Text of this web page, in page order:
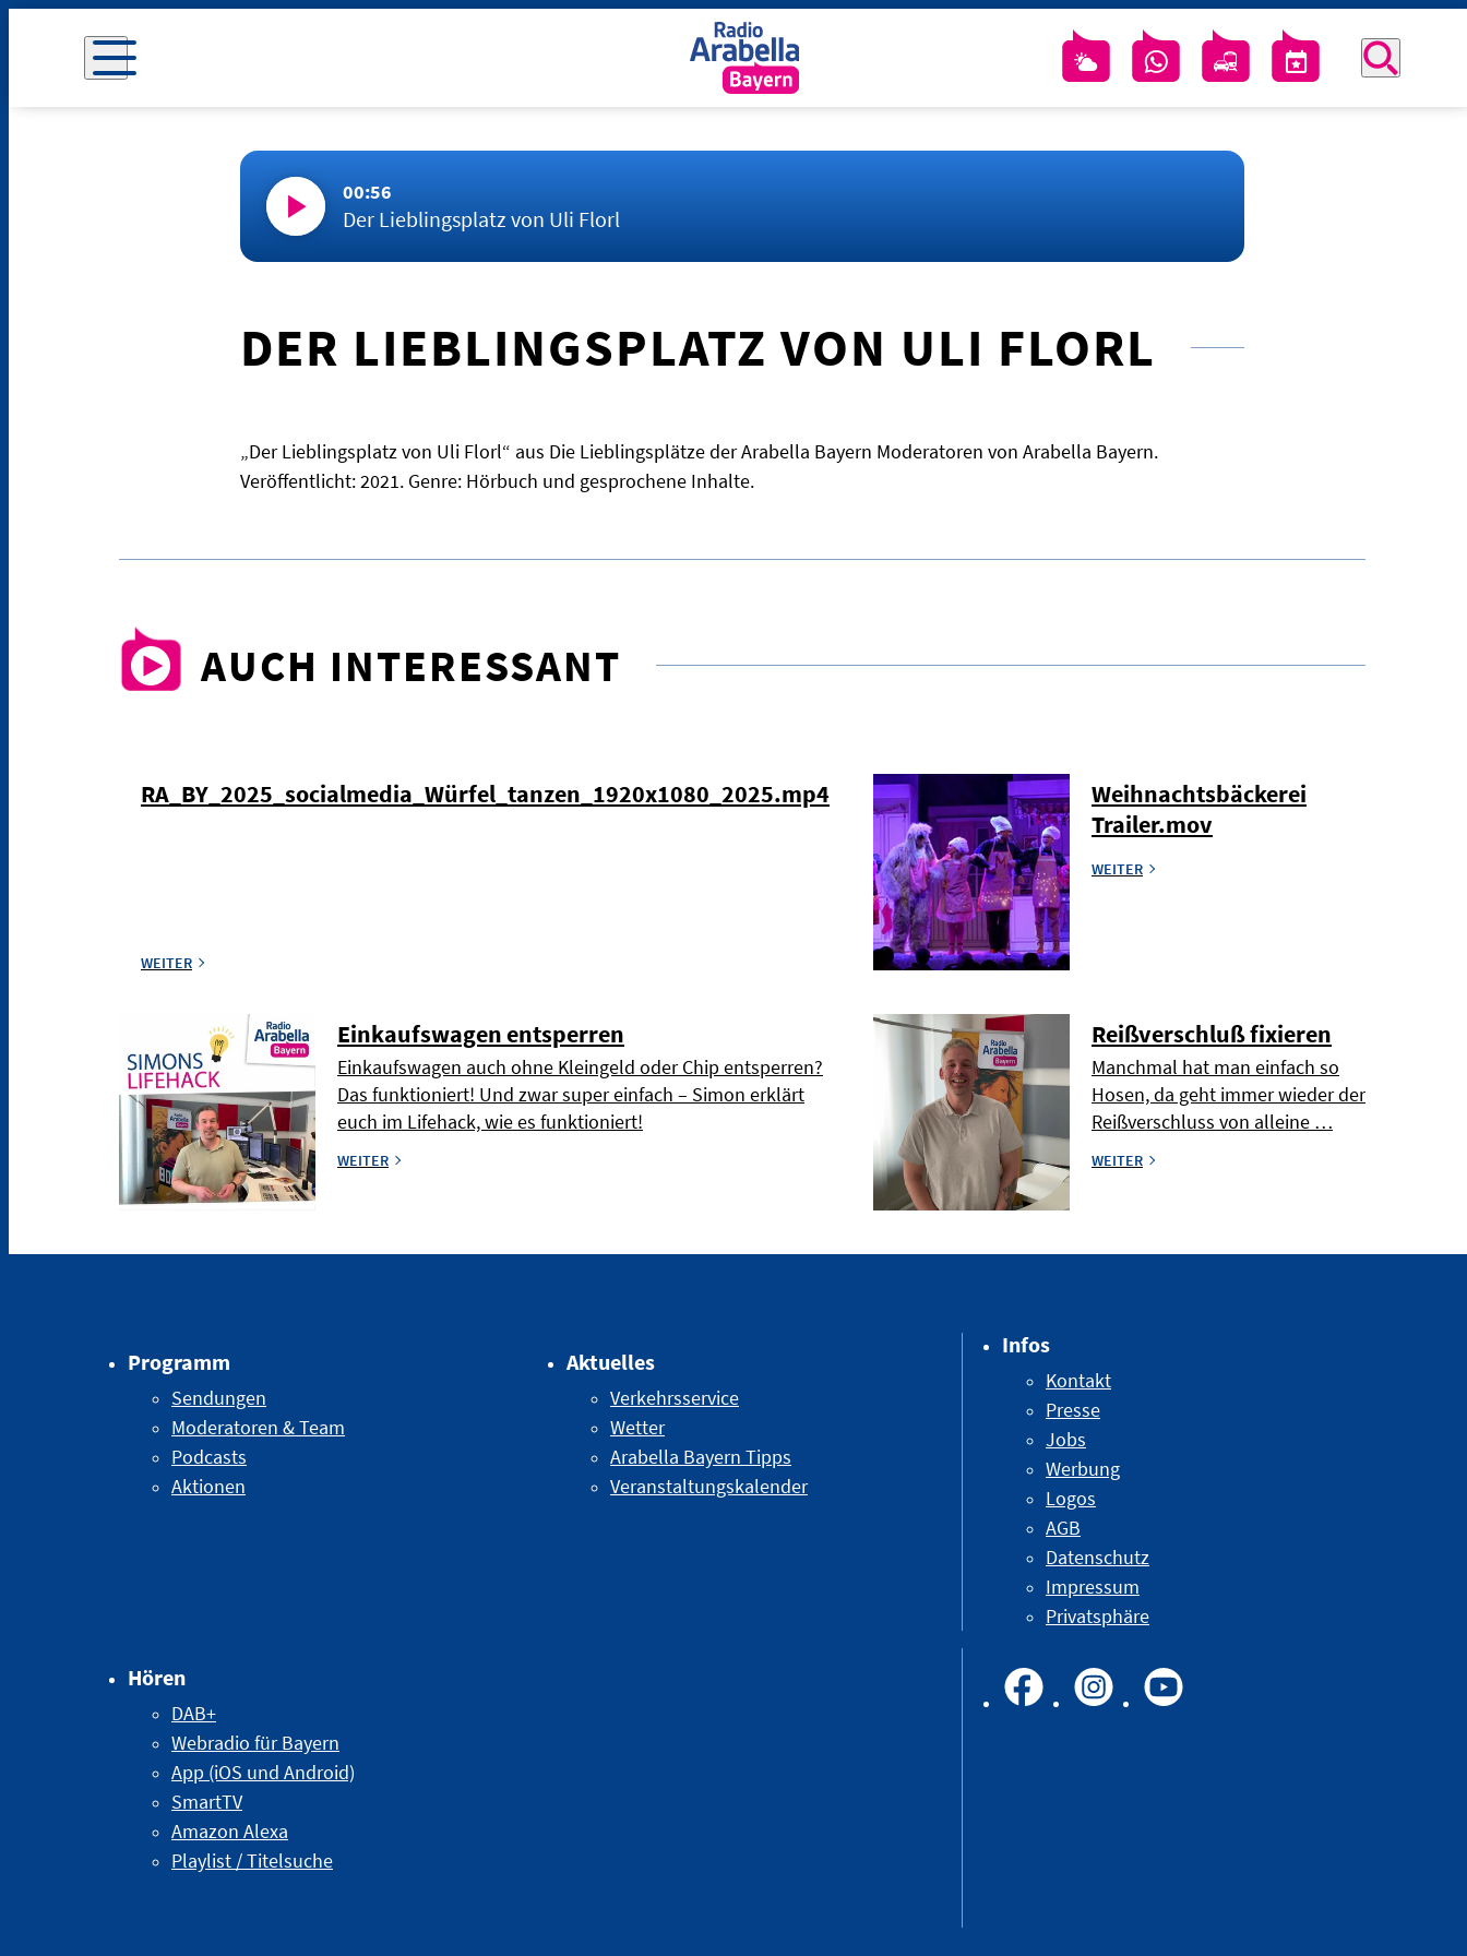
00:56
Der Lieblingsplatz von Uli Florl
DER LIEBLINGSPLATZ VON ULI FLORL
„Der Lieblingsplatz von Uli Florl“ aus Die Lieblingsplätze der Arabella Bayern Moderatoren von Arabella Bayern.
Veröffentlicht: 2021. Genre: Hörbuch und gesprochene Inhalte.
AUCH INTERESSANT
RA_BY_2025_socialmedia_Würfel_tanzen_1920x1080_2025.mp4
WEITER
Weihnachtsbäckerei
Trailer.mov
WEITER
Einkaufswagen entsperren
Einkaufswagen auch ohne Kleingeld oder Chip entsperren?
Das funktioniert! Und zwar super einfach – Simon erklärt
euch im Lifehack, wie es funktioniert!
WEITER
Reißverschluß fixieren
Manchmal hat man einfach so
Hosen, da geht immer wieder der
Reißverschluss von alleine …
WEITER
Programm
Sendungen
Moderatoren & Team
Podcasts
Aktionen
Aktuelles
Verkehrsservice
Wetter
Arabella Bayern Tipps
Veranstaltungskalender
Hören
DAB+
Webradio für Bayern
App (iOS und Android)
SmartTV
Amazon Alexa
Playlist / Titelsuche
Infos
Kontakt
Presse
Jobs
Werbung
Logos
AGB
Datenschutz
Impressum
Privatsphäre